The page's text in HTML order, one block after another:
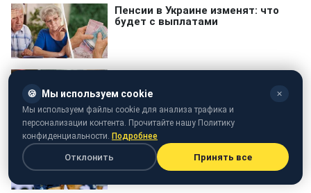
🍪 Мы используем cookie ✕
Мы используем файлы cookie для анализа трафика и
персонализации контента. Прочитайте нашу Политику
конфиденциальности. Подробнее
Отклонить Принять все